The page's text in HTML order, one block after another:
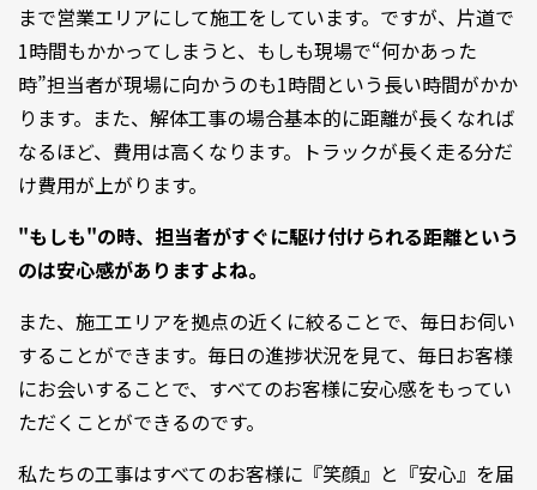
まで営業エリアにして施工をしています。ですが、片道で
1時間もかかってしまうと、もしも現場で“何かあった
時”担当者が現場に向かうのも1時間という長い時間がかか
ります。また、解体工事の場合基本的に距離が長くなれば
なるほど、費用は高くなります。トラックが長く走る分だ
け費用が上がります。
"もしも"の時、担当者がすぐに駆け付けられる距離という
のは安心感がありますよね。
また、施工エリアを拠点の近くに絞ることで、毎日お伺い
することができます。毎日の進捗状況を見て、毎日お客様
にお会いすることで、すべてのお客様に安心感をもってい
ただくことができるのです。
私たちの工事はすべてのお客様に『笑顔』と『安心』を届